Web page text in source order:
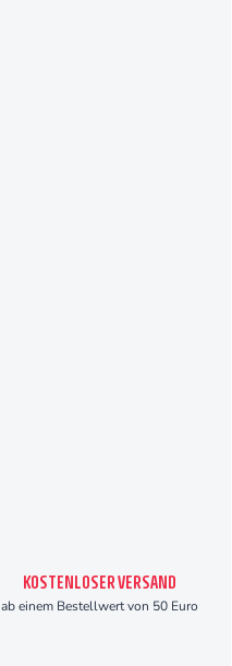
KOSTENLOSER VERSAND
ab einem Bestellwert von 50 Euro